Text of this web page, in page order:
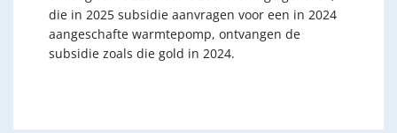
die in 2025 subsidie aanvragen voor een in 2024
aangeschafte warmtepomp, ontvangen de
subsidie zoals die gold in 2024.